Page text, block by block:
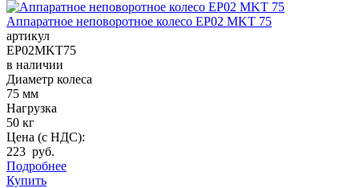
Аппаратное неповоротное колесо EP02 MKT 75
артикул
EP02MKT75
в наличии
Диаметр колеса
75 мм
Нагрузка
50 кг
Цена (с НДС):
223 руб.
Подробнее
Купить